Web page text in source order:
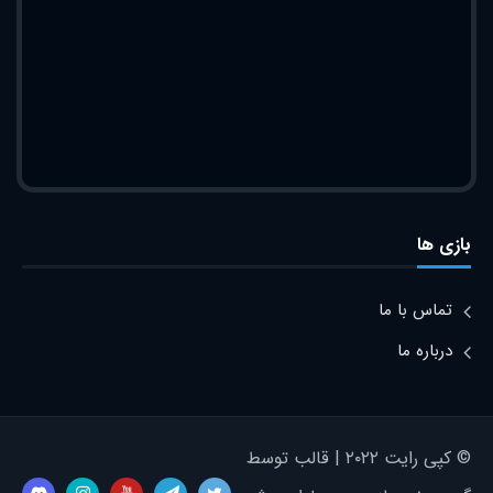
بازی ها
تماس با ما
درباره ما
© کپی رایت ۲۰۲۲ | قالب توسط